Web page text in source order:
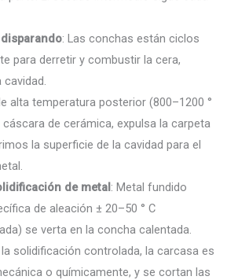
: Las conchas están ciclos
para derretir y combustir la cera,
cavidad.
alta temperatura posterior (800–1200 °
cáscara de cerámica, expulsa la carpeta
la superficie de la cavidad para el
de metal: Metal fundido
de aleación ± 20–50 ° C
se verta en la concha calentada.
solidificación controlada, la carcasa es
o químicamente, y se cortan las